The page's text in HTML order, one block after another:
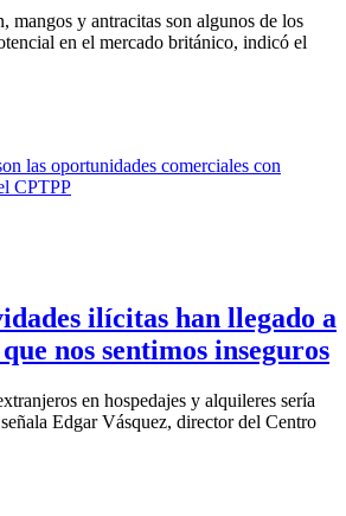
mangos y antracitas son algunos de los
en el mercado británico, indicó el
ilícitas han llegado a
nos sentimos inseguros
en hospedajes y alquileres sería
Edgar Vásquez, director del Centro